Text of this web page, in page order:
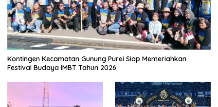
Kontingen Kecamatan Gunung Purei Siap Memeriahkan
Festival Budaya IMBT Tahun 2026